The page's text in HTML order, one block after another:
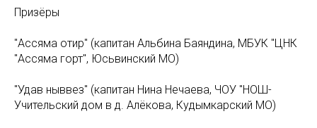
Призёры
"Ассяма отир" (капитан Альбина Баяндина, МБУК "ЦНК
"Ассяма горт", Юсьвинский МО)
"Удав ныввез" (капитан Нина Нечаева, ЧОУ "НОШ-
Учительский дом в д. Алёкова, Кудымкарский МО)